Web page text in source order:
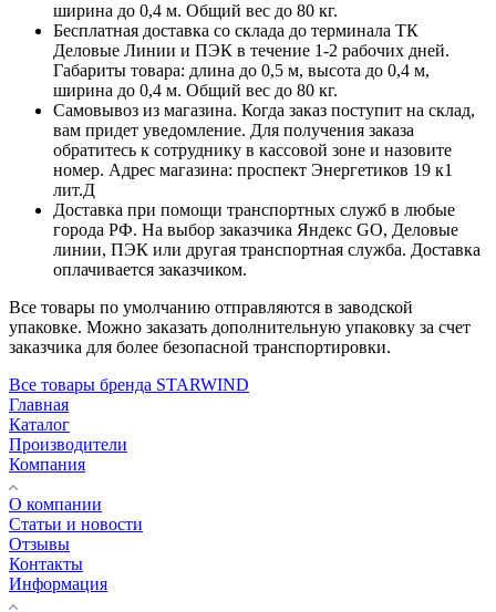
ширина до 0,4 м. Общий вес до 80 кг.
Бесплатная доставка со склада до терминала ТК
Деловые Линии и ПЭК в течение 1-2 рабочих дней.
Габариты товара: длина до 0,5 м, высота до 0,4 м,
ширина до 0,4 м. Общий вес до 80 кг.
Самовывоз из магазина. Когда заказ поступит на склад,
вам придет уведомление. Для получения заказа
обратитесь к сотруднику в кассовой зоне и назовите
номер. Адрес магазина: проспект Энергетиков 19 к1
лит.Д
Доставка при помощи транспортных служб в любые
города РФ. На выбор заказчика Яндекс GO, Деловые
линии, ПЭК или другая транспортная служба. Доставка
оплачивается заказчиком.
Все товары по умолчанию отправляются в заводской
упаковке. Можно заказать дополнительную упаковку за счет
заказчика для более безопасной транспортировки.
Все товары бренда STARWIND
Главная
Каталог
Производители
Компания
О компании
Статьи и новости
Отзывы
Контакты
Информация